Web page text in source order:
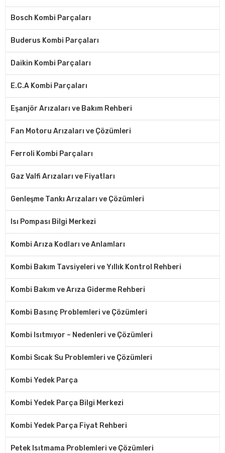
Bosch Kombi Parçaları
Buderus Kombi Parçaları
Daikin Kombi Parçaları
E.C.A Kombi Parçaları
Eşanjör Arızaları ve Bakım Rehberi
Fan Motoru Arızaları ve Çözümleri
Ferroli Kombi Parçaları
Gaz Valfi Arızaları ve Fiyatları
Genleşme Tankı Arızaları ve Çözümleri
Isı Pompası Bilgi Merkezi
Kombi Arıza Kodları ve Anlamları
Kombi Bakım Tavsiyeleri ve Yıllık Kontrol Rehberi
Kombi Bakım ve Arıza Giderme Rehberi
Kombi Basınç Problemleri ve Çözümleri
Kombi Isıtmıyor – Nedenleri ve Çözümleri
Kombi Sıcak Su Problemleri ve Çözümleri
Kombi Yedek Parça
Kombi Yedek Parça Bilgi Merkezi
Kombi Yedek Parça Fiyat Rehberi
Petek Isıtmama Problemleri ve Çözümleri